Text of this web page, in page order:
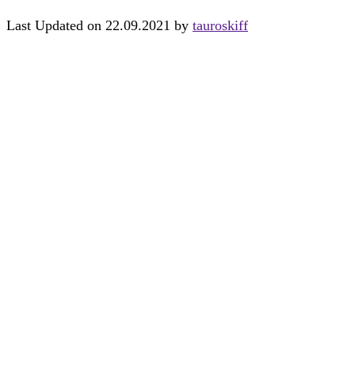
Last Updated on 22.09.2021 by tauroskiff